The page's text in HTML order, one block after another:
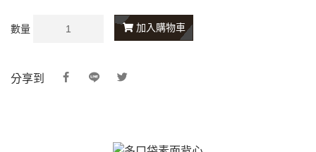
數量 加入購物車
分享到